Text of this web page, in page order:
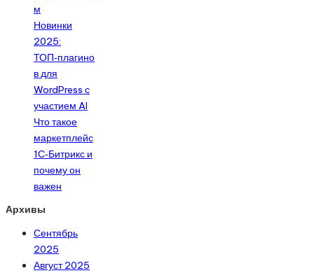
м
Новинки
2025:
ТОП‑плагино
в для
WordPress с
участием AI
Что такое
маркетплейс
1С‑Битрикс и
почему он
важен
Архивы
Сентябрь
2025
Август 2025